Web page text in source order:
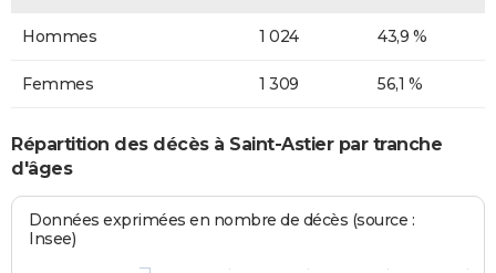
Hommes 1 024 43,9 %
Femmes 1 309 56,1 %
Répartition des décès à Saint-Astier par tranche
d'âges
Données exprimées en nombre de décès (source :
Insee)